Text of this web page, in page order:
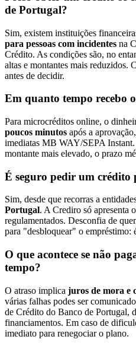
de Portugal?
Sim, existem instituições
para pessoas com incidentes na
Crédito. As condições são, no
altas e montantes mais reduzidos.
antes de decidir.
Em quanto tempo recebo
Para microcréditos online, o
poucos minutos após a
imediatas MB WAY/SEPA Instant.
montante mais elevado, o prazo
É seguro pedir um crédito
Sim, desde que recorras a
Portugal. A Crediro só apresenta
regulamentados. Desconfia de
para "desbloquear" o empréstimo:
O que acontece se não
tempo?
O atraso implica juros de mora e
várias falhas podes ser
de Crédito do Banco de Portugal,
financiamentos. Em caso de
imediato para renegociar o plano.